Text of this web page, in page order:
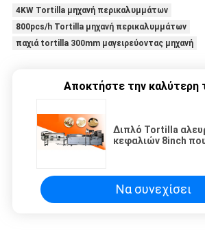
4KW Tortilla μηχανή περικαλυμμάτων
800pcs/h Tortilla μηχανή περικαλυμμάτων
παχιά tortilla 300mm μαγειρεύοντας μηχανή
Αποκτήστε την καλύτερη
Διπλό Tortilla
κεφαλιών 8inch
Να συνεχίσει